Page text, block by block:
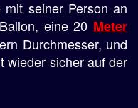
seiner Person an
eine 20 Meter
Durchmesser, und
wieder sicher auf der